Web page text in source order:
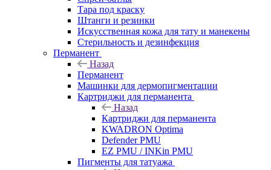
Тара под краску
Штанги и резинки
Искусственная кожа для тату и манекены
Стерильность и дезинфекция
Перманент
Назад
Перманент
Машинки для дермопигментации
Картриджи для перманента
Назад
Картриджи для перманента
KWADRON Optima
Defender PMU
EZ PMU / INKin PMU
Пигменты для татуажа